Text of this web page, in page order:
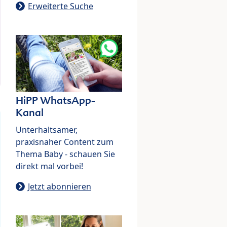
Erweiterte Suche
HiPP WhatsApp-
Kanal
Unterhaltsamer,
praxisnaher Content zum
Thema Baby - schauen Sie
direkt mal vorbei!
Jetzt abonnieren